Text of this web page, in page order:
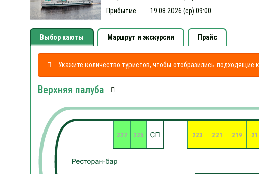
Прибытие
19.08.2026 (ср) 09:00
Выбор каюты Маршрут и экскурсии Прайс
Укажите количество туристов, чтобы отобразились
Верхняя палуба
219
221
223
225
227